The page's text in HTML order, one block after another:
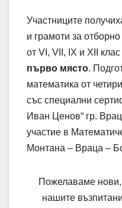
Участниците
и грамоти за
от VI, VII, IX и XII
първо място.
математика от
със специални
Иван Ценов“ гр.
участие в
Монтана – Враца –
Пожелаваме
нашите